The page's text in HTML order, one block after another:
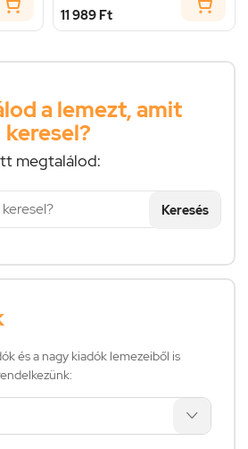
11 989 Ft
a lemezt, amit
keresel?
megtalálod:
Keresés
és a nagy kiadók lemezeiből is